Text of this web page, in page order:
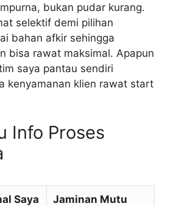
bukan pudar kurang.
selektif demi pilihan
bahan afkir sehingga
bisa rawat maksimal. Apapun
saya pantau sendiri
kenyamanan klien rawat start
Info Proses
Saya Jaminan Mutu